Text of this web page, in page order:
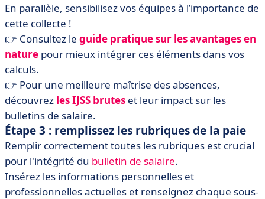
En parallèle, sensibilisez vos équipes à l’importance de
cette collecte !
👉 Consultez le guide pratiquesur lesavantagesen
nature pour mieux intégrer ces éléments dans vos
calculs.
👉 Pour une meilleure maîtrise des absences,
découvrez lesIJSS brutes et leur impact sur les
bulletins de salaire.
Étape 3 : remplissez les rubriques de la paie
Remplir correctement toutes les rubriques est crucial
pour l'intégrité du bulletin de salaire.
Insérez les informations personnelles et
professionnelles actuelles et renseignez chaque sous-